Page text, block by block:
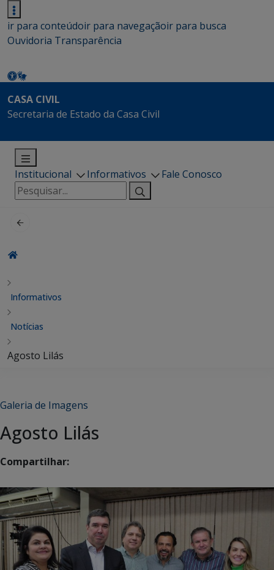
ir para conteúdoir para navegaçãoir para busca
Ouvidoria Transparência
CASA CIVIL
Secretaria de Estado da Casa Civil
Institucional Informativos
Fale Conosco
Pesquisar
por:
Informativos
Notícias
Agosto Lilás
Galeria de Imagens
Agosto Lilás
Compartilhar: